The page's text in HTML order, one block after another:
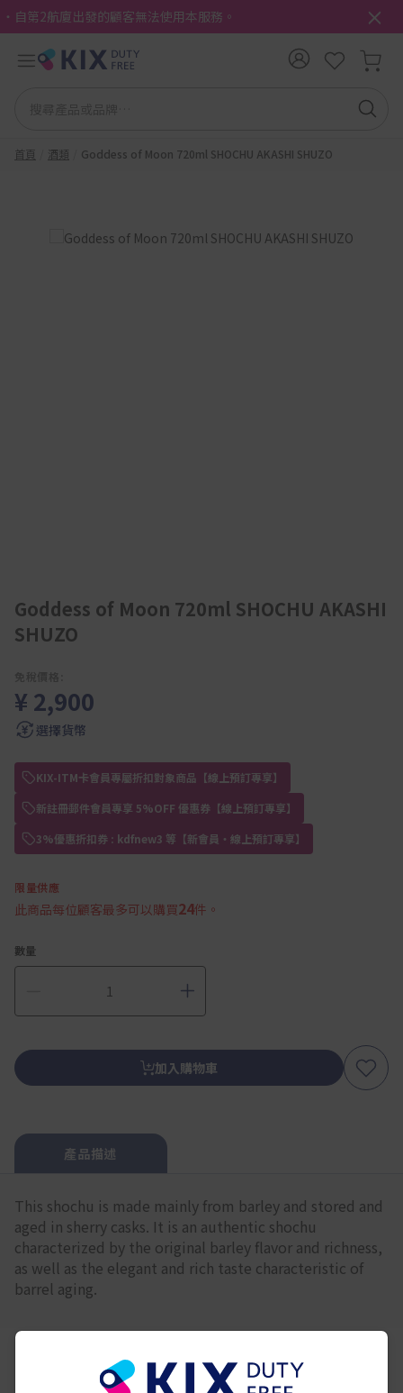
・自第2航廈出發的顧客無法使用本服務。
首頁 酒類 Goddess of Moon 720ml SHOCHU AKASHI SHUZO
Goddess of Moon 720ml SHOCHU AKASHI
SHUZO
¥ 2,900
選擇貨幣
KIX-ITM卡會員專屬折扣對象商品【線上預訂專享】
新註冊郵件會員專享 5%OFF 優惠券【線上預訂專享】
3%優惠折扣券 : kdfnew3 等【新會員・線上預訂專享】
限量供應
此商品每位顧客最多可以購買24件。
數量
加入購物車
產品描述
This shochu is made mainly from barley and stored and
aged in sherry casks. It is an authentic shochu
characterized by the original barley flavor and richness,
as well as the elegant and rich taste characteristic of
barrel aging.